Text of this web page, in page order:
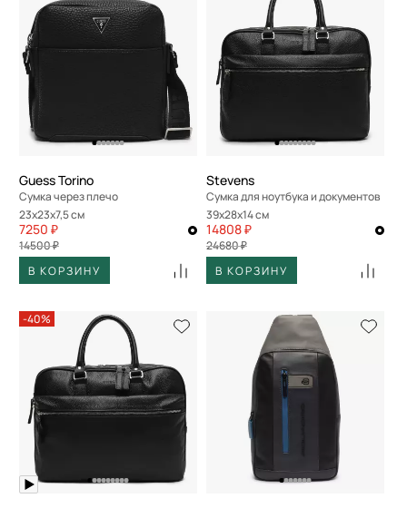
Guess Torino
Сумка через плечо
23x23x7,5 см
7250 ₽
14500 ₽
В КОРЗИНУ
Stevens
Сумка для ноутбука и документов
39x28x14 см
14808 ₽
24680 ₽
В КОРЗИНУ
-40%